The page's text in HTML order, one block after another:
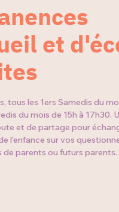
et
tous les 1ers Samedis du
du mois de 15h à 17h30.
et de partage pour
l'enfance sur vos
parents ou futurs parents.